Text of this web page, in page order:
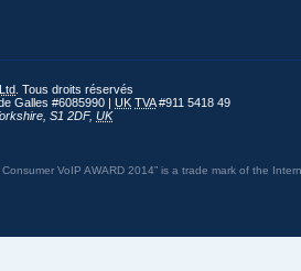
Ltd . Tous droits réservés
Galles #6085990 | UK TVA#911 5418 49
S1 2DF, UK
Consumer VoIP AWARD 2014” is a trade mark of the